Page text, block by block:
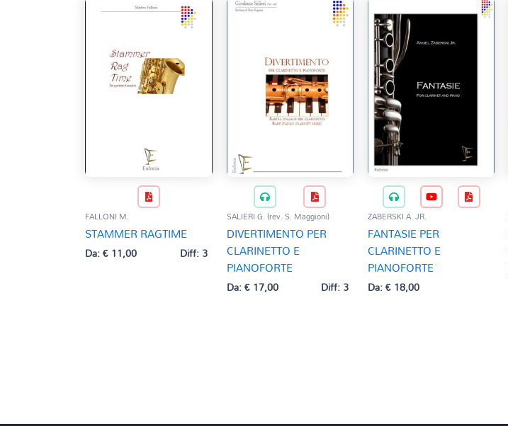
FALLONI M.
STAMMER RAGTIME
Da:€11,00 Diff: 3
SALIERI G. (rev. S. Maggioni)
DIVERTIMENTO PER
CLARINETTO E
PIANOFORTE
Da:€17,00 Diff: 3
ZABERSKI A. JR.
FANTASIE PER
CLARINETTO E
PIANOFORTE
Da:€18,00